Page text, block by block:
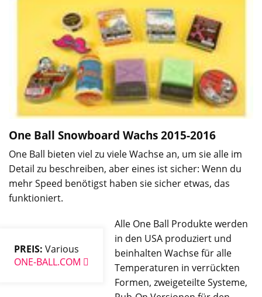
One Ball Snowboard Wachs2015-2016
One Ball bieten viel zu viele Wachse an, um sie alle im
Detail zu beschreiben, aber eines ist sicher: Wenn du
mehr Speed benötigst haben sie sicher etwas, das
funktioniert.
PREIS: Various
ONE-BALL.COM
Alle One Ball Produkte werden
in den USA produziert und
beinhalten Wachse für alle
Temperaturen in verrückten
Formen, zweigeteilte Systeme,